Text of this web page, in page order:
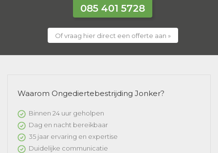
085 401 5728
Of vraag hier direct een offerte aan »
Waarom Ongediertebestrijding Jonker?
Binnen 24 uur geholpen
Dag en nacht bereikbaar
35 jaar ervaring en expertise
Duidelijke communicatie